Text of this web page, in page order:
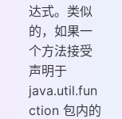
达式。类似
的，如果一
个方法接受
声明于
java.util.fun
ction 包内的